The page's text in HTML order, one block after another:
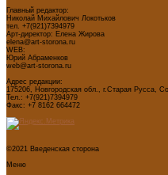
Главный редактор:
Николай Михайлович Локотьков
тел. +7(921)7394979
Арт-директор: Елена Жирова
elena@art-storona.ru
WEB:
Юрий Абраменков
web@art-storona.ru
Адрес редакции:
175206, Новгородская обл., г.Старая Русса,
Тел.: +7(921)7394979
Факс: +7 8162 664472
©2021 Введенская сторона
Меню